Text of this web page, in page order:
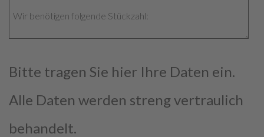
Bitte tragen Sie hier Ihre Daten ein.
Alle Daten werden streng vertraulich
behandelt.